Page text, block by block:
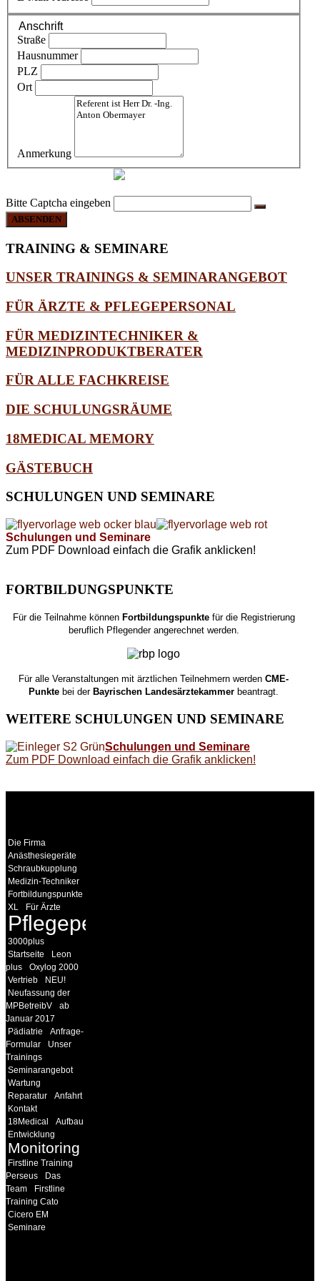
Anschrift
Straße
Hausnummer
PLZ
Ort
Anmerkung
Bitte Captcha eingeben
ABSENDEN
TRAINING & SEMINARE
UNSER TRAININGS & SEMINARANGEBOT
FÜR ÄRZTE & PFLEGEPERSONAL
FÜR MEDIZINTECHNIKER &
MEDIZINPRODUKTBERATER
FÜR ALLE FACHKREISE
DIE SCHULUNGSRÄUME
18MEDICAL MEMORY
GÄSTEBUCH
SCHULUNGEN UND SEMINARE
Schulungen und Seminare
Zum PDF Download einfach die Grafik anklicken!
FORTBILDUNGSPUNKTE
Für die Teilnahme könnenFortbildungspunktefür die Registrierung
beruflich Pflegender angerechnet werden.
Für alle Veranstaltungen mit ärztlichen Teilnehmern werdenCME-
Punkte bei derBayrischen Landesärztekammer beantragt.
WEITERE SCHULUNGEN UND SEMINARE
Schulungen und Seminare
Zum PDF Download einfach die Grafik anklicken!
Die Firma
Anästhesiegeräte
Schraubkupplung
Medizin-Techniker
Fortbildungspunkte
XL
Für Ärzte
Pflegepersonal
3000plus
Startseite
Leon
plus
Oxylog 2000
Vertrieb
NEU!
Neufassung der
MPBetreibV
ab
Januar 2017
Pädiatrie
Anfrage-
Formular
Unser
Trainings
Seminarangebot
Wartung
Reparatur
Anfahrt
Kontakt
18Medical
Aufbau
Entwicklung
Monitoring
Firstline Training
Perseus
Das
Team
Firstline
Training Cato
Cicero EM
Seminare